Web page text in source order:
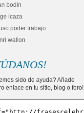
bodin
icaza
poder trabajo
wallon
sido de ayuda? Añade
enlace en tu sitio, blog o foro!